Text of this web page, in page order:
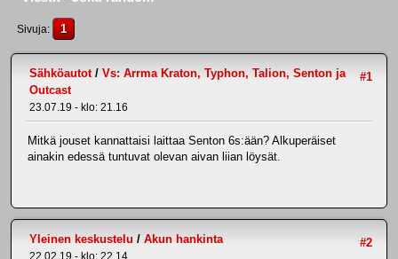
Sivuja 1
#1
Sähköautot/ Vs: Arrma Kraton, Typhon, Talion, Senton ja
Outcast
23.07.19 - klo: 21.16
Mitkä jouset kannattaisi laittaa Senton 6s:ään? Alkuperäiset
ainakin edessä tuntuvat olevan aivan liian löysät.
#2
Yleinen keskustelu / Akun hankinta
22.02.19 - klo: 22.14